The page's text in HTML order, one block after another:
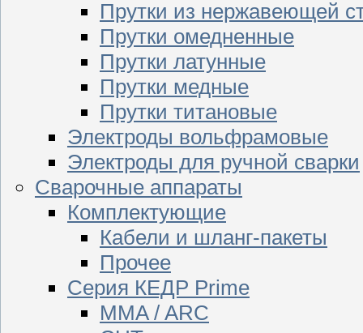
Прутки из нержавеющей
Прутки омедненные
Прутки латунные
Прутки медные
Прутки титановые
Электроды вольфрамовые
Электроды для ручной сварки
Сварочные аппараты
Комплектующие
Кабели и шланг-пакеты
Прочее
Серия КЕДР Prime
MMA / ARC